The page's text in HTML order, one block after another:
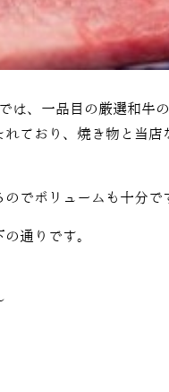
は、一品目の厳選和牛
ており、焼き物と当
でボリュームも十分で
通りです。